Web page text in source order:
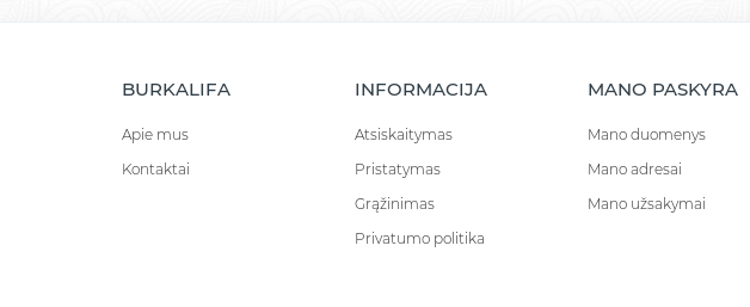
BURKALIFA
Apie mus
Kontaktai
INFORMACIJA
Atsiskaitymas
Pristatymas
Grąžinimas
Privatumo politika
MANO PASKYRA
Mano duomenys
Mano adresai
Mano užsakymai